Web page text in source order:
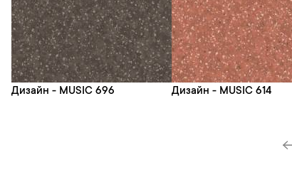
Дизайн - MUSIC 696 Дизайн - MUSIC 614